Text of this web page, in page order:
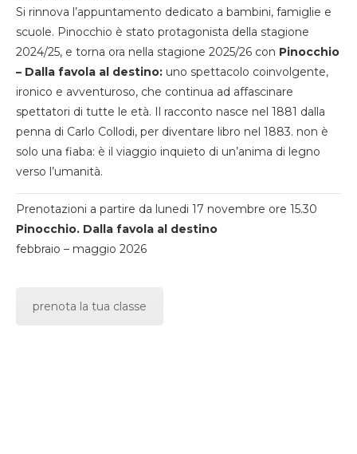
Si rinnova l’appuntamento dedicato a bambini, famiglie e
scuole. Pinocchio è stato protagonista della stagione
2024/25, e torna ora nella stagione 2025/26 con Pinocchio
– Dalla favola al destino: uno spettacolo coinvolgente,
ironico e avventuroso, che continua ad affascinare
spettatori di tutte le età. Il racconto nasce nel 1881 dalla
penna di Carlo Collodi, per diventare libro nel 1883. non è
solo una fiaba: è il viaggio inquieto di un’anima di legno
verso l’umanità.
Prenotazioni a partire da lunedi 17 novembre ore 15.30
Pinocchio. Dalla favola al destino
febbraio – maggio 2026
prenota la tua classe